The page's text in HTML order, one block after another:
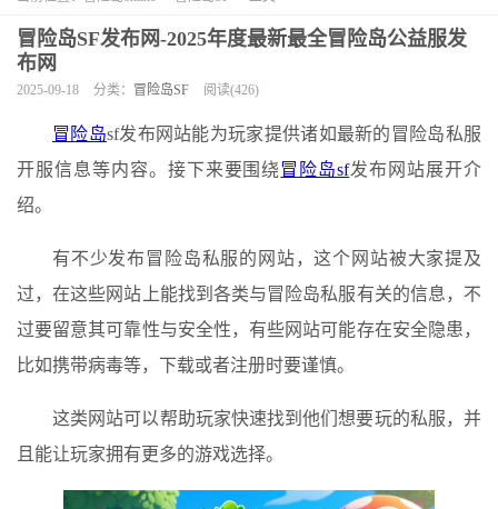
冒险岛SF发布网-2025年度最新最全冒险岛公益服发
布网
2025-09-18 分类： 冒险岛SF 阅读(426)
冒险岛sf发布网站能为玩家提供诸如最新的冒险岛私服
开服信息等内容。接下来要围绕冒险岛sf发布网站展开介
绍。
有不少发布冒险岛私服的网站，这个网站被大家提及
过，在这些网站上能找到各类与冒险岛私服有关的信息，不
过要留意其可靠性与安全性，有些网站可能存在安全隐患，
比如携带病毒等，下载或者注册时要谨慎。
这类网站可以帮助玩家快速找到他们想要玩的私服，并
且能让玩家拥有更多的游戏选择。